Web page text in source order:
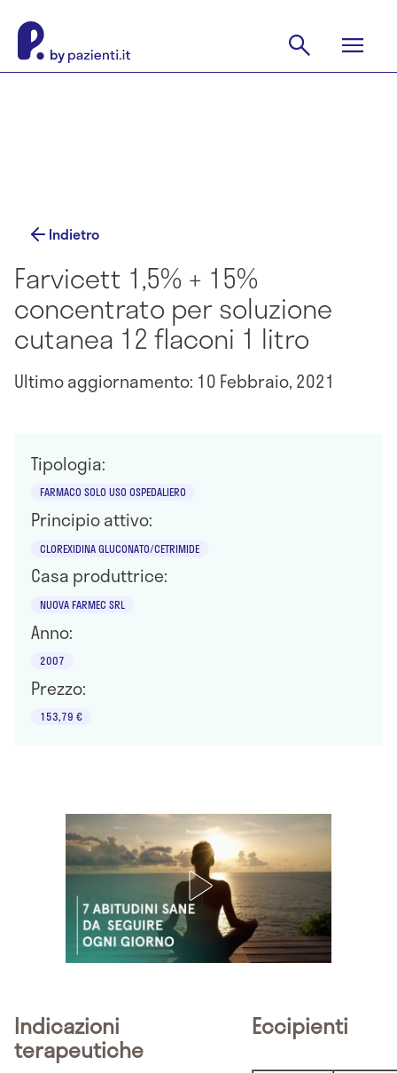
Indietro
Farvicett 1,5% + 15%
concentrato per soluzione
cutanea 12 flaconi 1 litro
Ultimo aggiornamento: 10 Febbraio, 2021
Tipologia:
FARMACO SOLO USO OSPEDALIERO
Principio attivo:
CLOREXIDINA GLUCONATO/CETRIMIDE
Casa produttrice:
NUOVA FARMEC SRL
Anno:
2007
Prezzo:
153,79 €
Indicazioni
terapeutiche
Eccipienti